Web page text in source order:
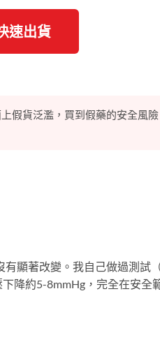
速出貨
假貨泛濫，買到假藥的安全風險
顯著改變。我自己做過測試
降約5-8mmHg，完全在安全